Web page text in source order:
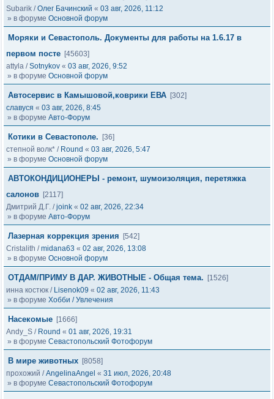
Subarik /Олег Бачинский « 03 авг, 2026, 11:12
» в форуме Основной форум
Моряки и Севастополь. Документы для работы на 1.6.17 в
первом посте [45603]
attyla /Sotnykov « 03 авг, 2026, 9:52
» в форуме Основной форум
Автосервис в Камышовой,коврики ЕВА [302]
славуся « 03 авг, 2026, 8:45
» в форуме Авто-Форум
Котики в Севастополе.
[36]
степной волк* / Round « 03 авг, 2026, 5:47
» в форуме Основной форум
АВТОКОНДИЦИОНЕРЫ - ремонт, шумоизоляция, перетяжка
салонов [2117]
Дмитрий Д.Г. /joink « 02 авг, 2026, 22:34
» в форуме Авто-Форум
Лазерная коррекция зрения
[542]
Cristalith /midana63 « 02 авг, 2026, 13:08
» в форуме Основной форум
ОТДАМ/ПРИМУ В ДАР. ЖИВОТНЫЕ - Общая тема.
[1526]
инна костюк / Lisenok09 « 02 авг, 2026, 11:43
» в форуме Хобби / Увлечения
Насекомые [1666]
Andy_S / Round « 01 авг, 2026, 19:31
» в форуме Севастопольский Фотофорум
В мире животных [8058]
прохожий /AngelinaAngel « 31 июл, 2026, 20:48
» в форуме Севастопольский Фотофорум